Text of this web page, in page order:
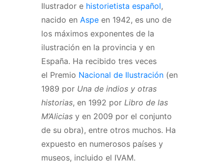
Ilustrador e historietista español,
nacido en Aspe en 1942, es uno de
los máximos exponentes de la
ilustración en la provincia y en
España. Ha recibido tres veces
el Premio Nacional de Ilustración (en
1989 por Una de indios y otras
historias, en 1992 por Libro de las
M’Alicias y en 2009 por el conjunto
de su obra), entre otros muchos. Ha
expuesto en numerosos países y
museos, incluido el IVAM.